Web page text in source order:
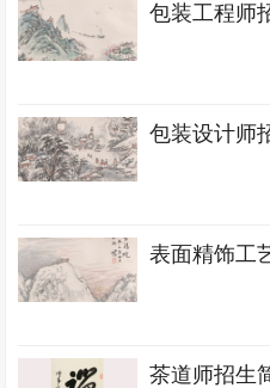
包装工程师
包装设计师
表面精饰工
茶道师招生